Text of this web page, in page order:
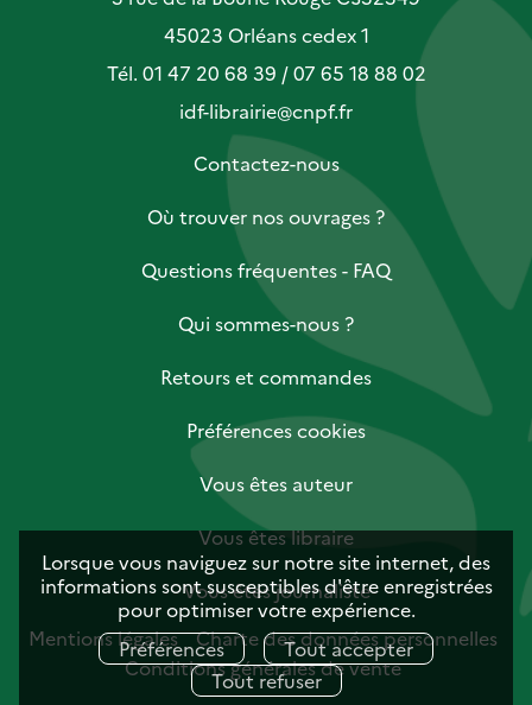
Lorsque vous naviguez sur notre site internet, des
informations sont susceptibles d'être enregistrées
pour optimiser votre expérience.
Préférences
Tout accepter
Tout refuser
45023 Orléans cedex 1
Tél. 01 47 20 68 39 / 07 65 18 88 02
idf-librairie@cnpf.fr
Contactez-nous
Où trouver nos ouvrages ?
Questions fréquentes - FAQ
Qui sommes-nous ?
Retours et commandes
Préférences cookies
Vous êtes auteur
Vous êtes libraire
Vous êtes journaliste
Mentions légales
Charte des données personnelles
Conditions générales de vente